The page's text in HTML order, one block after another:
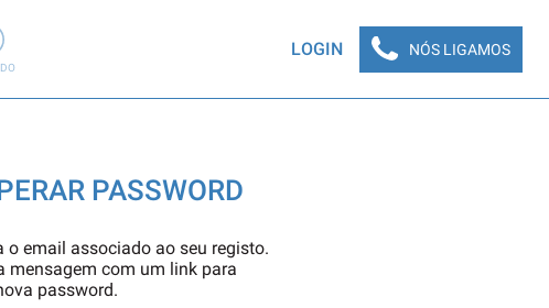
LOGIN NÓS LIGAMOS
PASSWORD
o email associado ao seu registo.
mensagem com um link para
password.